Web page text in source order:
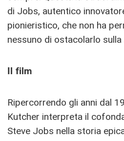
di Jobs, autentico
pionieristico, che non ha
nessuno di ostacolarlo
Il film
Ripercorrendo gli anni dal
Kutcher interpreta il
Steve Jobs nella storia